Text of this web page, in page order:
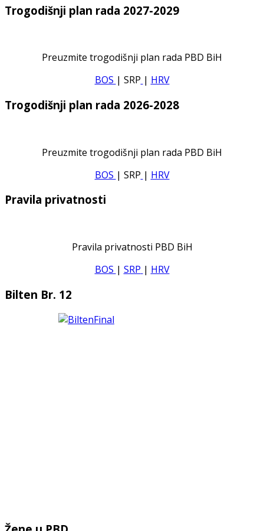
Trogodišnji plan rada 2027-2029
Preuzmite trogodišnji plan rada PBD BiH
BOS | SRP | HRV
Trogodišnji plan rada 2026-2028
Preuzmite trogodišnji plan rada PBD BiH
BOS | SRP | HRV
Pravila privatnosti
Pravila privatnosti PBD BiH
BOS | SRP | HRV
Bilten Br. 12